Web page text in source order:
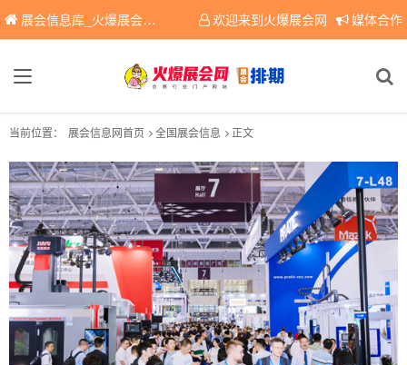
展会信息库_火爆展会网免费展会信息查询平台，提供专业会展服务！ 欢迎来到火爆展会网 媒体合作
当前位置： 展会信息网首页 全国展会信息 正文